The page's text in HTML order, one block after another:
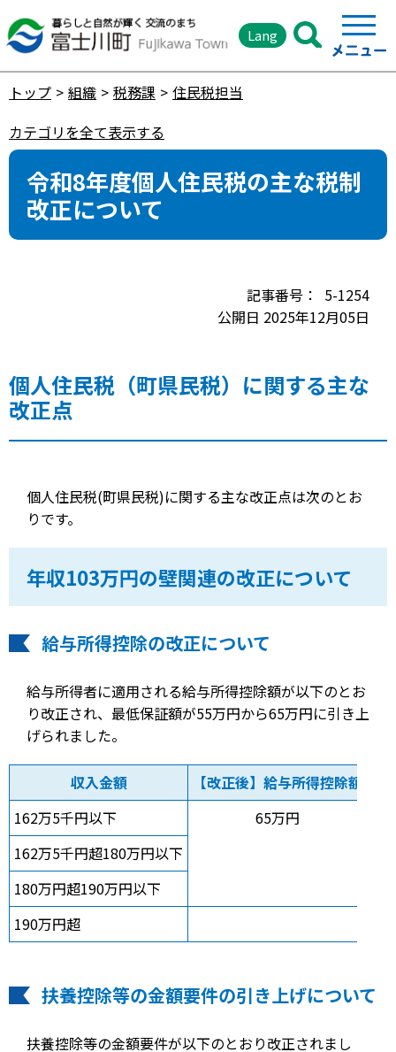
Lang
トップ 組織 税務課
住民税担当
カテゴリを全て表示する
令和8年度個人住民税の主な税制
改正について
5-1254
公開日 2025年12月05日
個人住民税（町県民税）に関する主な
改正点
個人住民税(町県民税)に関する主な改正点は次のとお
りです。
年収103万円の壁関連の改正について
給与所得控除の改正について
給与所得者に適用される給与所得控除額が以下のとお
り改正され、最低保証額が55万円から65万円に引き上
げられました。
収入金額 【改正後】給与所得控除額
162万5千円以下
65万円
162万5千円超180万円以下
180万円超190万円以下
190万円超
扶養控除等の金額要件の引き上げについて
扶養控除等の金額要件が以下のとおり改正されまし